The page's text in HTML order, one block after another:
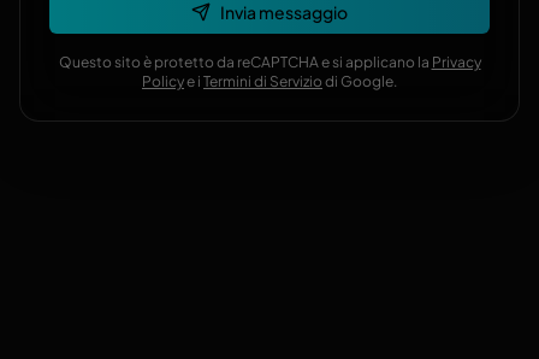
Invia messaggio
Questo sito è protetto da reCAPTCHA e si applicano la Privacy
Policye i Termini di Servizio di Google.